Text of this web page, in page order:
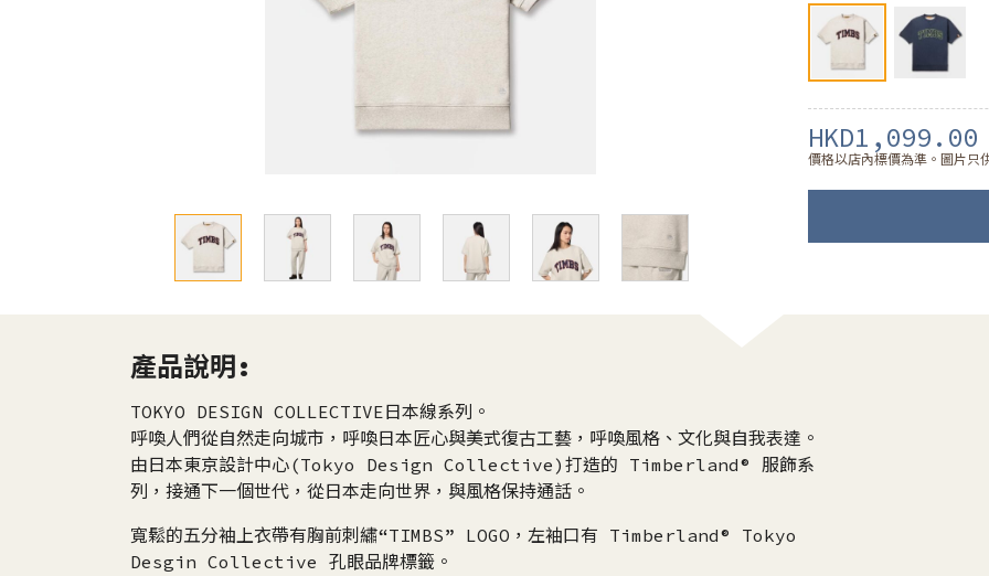
HKD1,099.00
價格以店內標價為準。圖片只
產品說明:
TOKYO DESIGN COLLECTIVE日本線系列。
呼喚人們從自然走向城市，呼喚日本匠心與美式復古工藝，呼喚風格、文化與自我表達。
由日本東京設計中心(Tokyo Design Collective)打造的 Timberland® 服飾系
列，接通下一個世代，從日本走向世界，與風格保持通話。
寬鬆的五分袖上衣帶有胸前刺繡“TIMBS” LOGO，左袖口有 Timberland® Tokyo
Desgin Collective 孔眼品牌標籤。